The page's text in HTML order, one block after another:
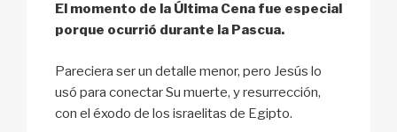
El momento de la Última Cena fue especial
porque ocurrió durante la Pascua.
Pareciera ser un detalle menor, pero Jesús lo
usó para conectar Su muerte, y resurrección,
con el éxodo de los israelitas de Egipto.